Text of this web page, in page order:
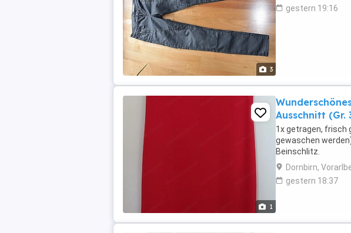
3
gestern 19:16
1
Ausschnitt (Gr.
1x getragen, frisch
gewaschen
Beinschlitz.
Dornbirn,
gestern 18:37